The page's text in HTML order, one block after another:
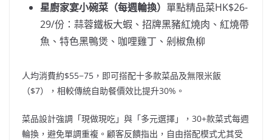
星廚家宴小碗菜（每週輪換） 單點精品菜HK$26-
29/份：蒜蓉鐵板大蝦、招牌黑豬紅燒肉、紅燒帶
魚、特色黑鴨煲、咖哩雞丁、剁椒魚柳
人均消費約$55−75，即可搭配十多款菜品及無限米飯
（$7），相較傳統自助餐價效比提升30%。
菜品設計強調「現做現吃」與「多元選擇」，30+款菜式每週
輪換，避免單調重複。顧客反饋指出，自由搭配模式尤其受